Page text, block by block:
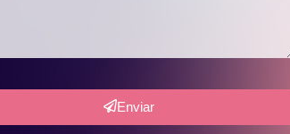
Enviar